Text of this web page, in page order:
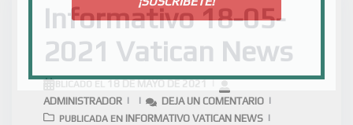
Informativo 18-05-
2021 Vatican News
PUBLICADO EL 18 DE MAYO DE 2021
ADMINISTRADOR
DEJA UN COMENTARIO
PUBLICADA EN INFORMATIVO VATICAN NEWS